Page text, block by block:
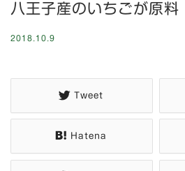
八王子産のいちごが原料
2018.10.9
Tweet
Hatena